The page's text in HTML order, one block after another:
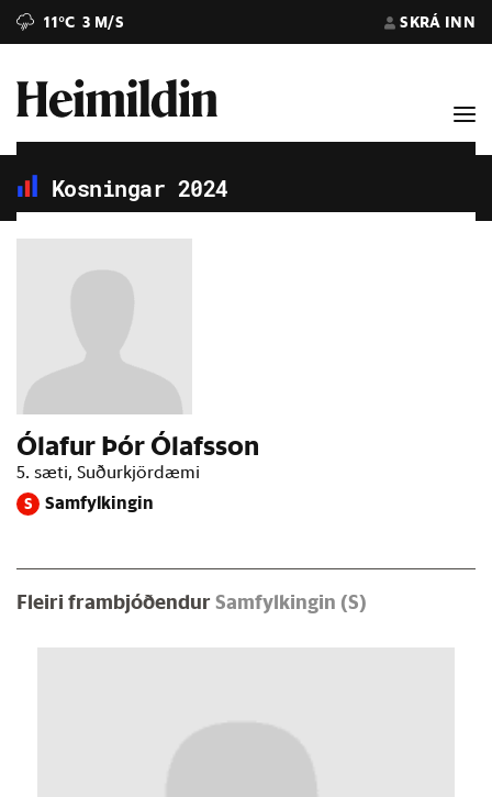
11°C 3 M/S SKRÁ INN
Kosningar 2024
Ólafur Þór Ólafsson
5. sæti, Suðurkjördæmi
S Samfylkingin
Fleiri frambjóðendur Samfylkingin (S)